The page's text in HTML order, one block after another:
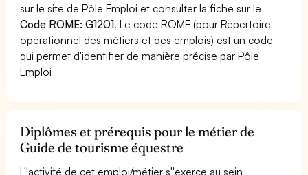
sur le site de Pôle Emploi et consulter la fiche sur le
Code ROME: G1201. Le code ROME (pour Répertoire
opérationnel des métiers et des emplois) est un code
qui permet d'identifier de manière précise par Pôle
Emploi
Diplômes et prérequis pour le métier de
Guide de tourisme équestre
L''activité de cet emploi/métier s''exerce au sein